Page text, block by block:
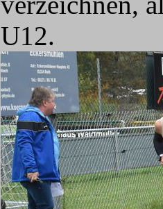
U12.